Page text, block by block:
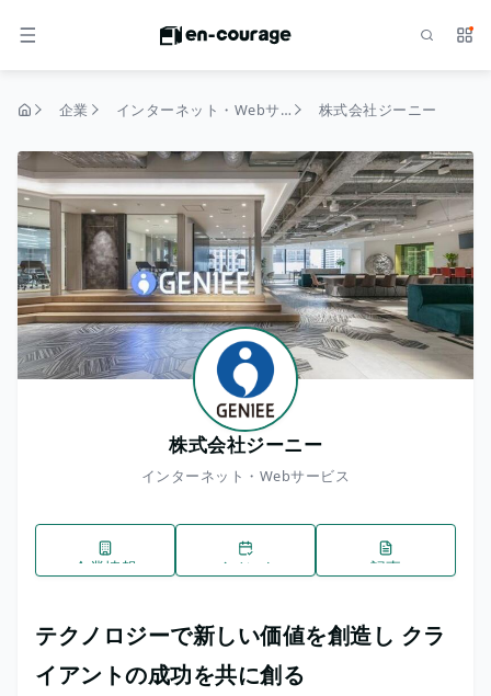
メニュー サ
企業 インターネット・Webサービス 株式会社ジーニー
株式会社ジーニー
インターネット・Webサービス
企業情報 イベント 記事
テクノロジーで新しい価値を創造し クラ
イアントの成功を共に創る